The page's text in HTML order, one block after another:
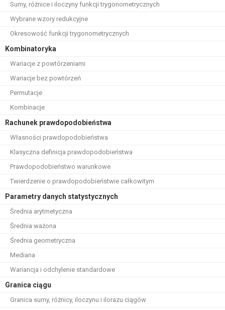
Sumy, różnice i iloczyny funkcji trygonometrycznych
Wybrane wzory redukcyjne
Okresowość funkcji trygonometrycznych
Kombinatoryka
Wariacje z powtórzeniami
Wariacje bez powtórzeń
Permutacje
Kombinacje
Rachunek prawdopodobieństwa
Własności prawdopodobieństwa
Klasyczna definicja prawdopodobieństwa
Prawdopodobieństwo warunkowe
Twierdzenie o prawdopodobieństwie całkowitym
Parametry danych statystycznych
Średnia arytmetyczna
Średnia ważona
Średnia geometryczna
Mediana
Wariancja i odchylenie standardowe
Granica ciągu
Granica sumy, różnicy, iloczynu i ilorazu ciągów